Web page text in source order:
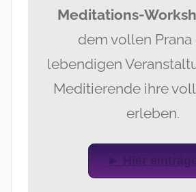
Meditations-
dem vollen Prana
lebendigen
Meditierende ihre
erleben.
► Hier